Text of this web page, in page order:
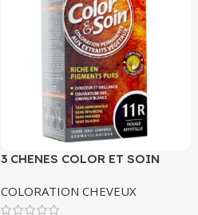
3 CHENES COLOR ET SOIN
11R ROUGE MYRTILLE 135 ML
COLORATION CHEVEUX